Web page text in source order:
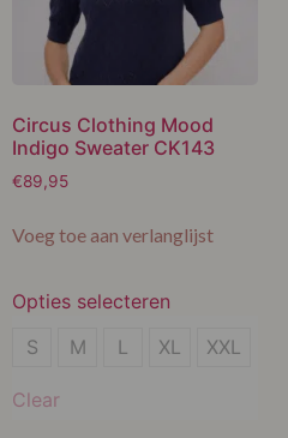
Circus Clothing Mood
Indigo Sweater CK143
€89,95
Voeg toe aan verlanglijst
Opties selecteren
S
M
S M L XL XXL
Clear